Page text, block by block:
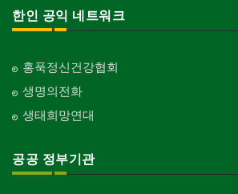
한인 공익 네트워크
홍푹정신건강협회
생명의전화
생태희망연대
공공 정부기관